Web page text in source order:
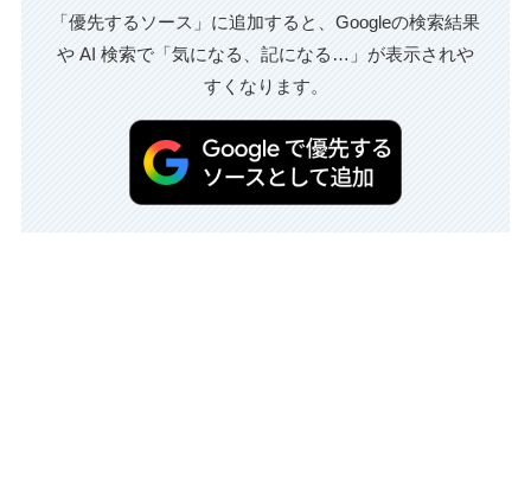
「優先するソース」に追加すると、Googleの検索結果
や AI 検索で「気になる、記になる…」が表示されや
すくなります。